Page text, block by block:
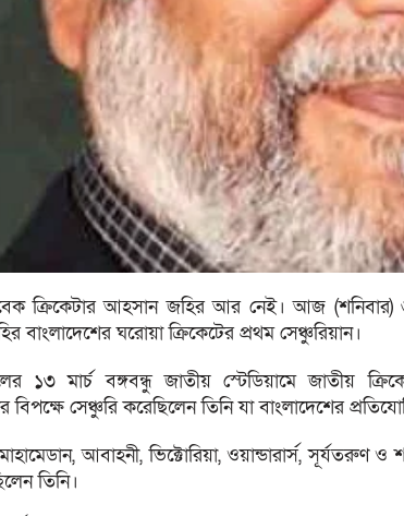
ক্রিকেটার আহসান জহির আর নেই। আজ
বাংলাদেশের ঘরোয়া ক্রিকেটের প্রথম সেঞ্চুরিয়ান।
১৩ মার্চ বঙ্গবন্ধু জাতীয় স্টেডিয়ামে জাতীয়
বিপক্ষে সেঞ্চুরি করেছিলেন তিনি যা বাংলাদেশের
আবাহনী, ভিক্টোরিয়া, ওয়ান্ডারার্স, সূর্যতরুণ
তিনি।